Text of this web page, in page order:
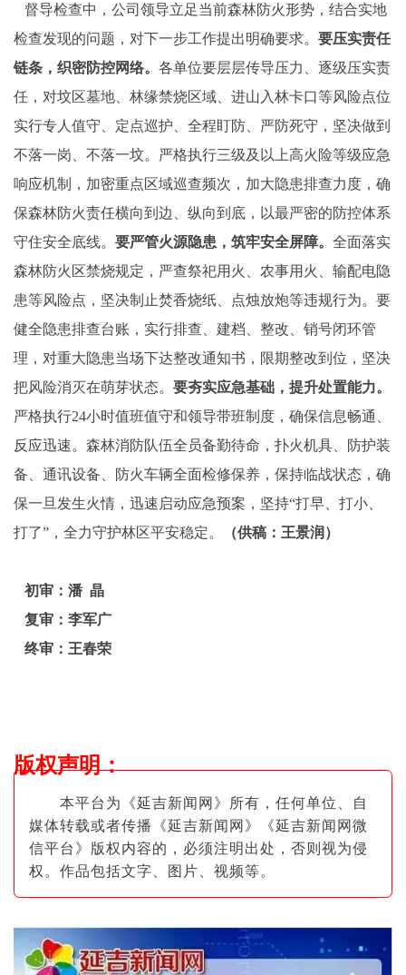
督导检查中，公司领导立足当前森林防火形势，结合实地
检查发现的问题，对下一步工作提出明确要求。 要压实责任
链条，织密防控网络。 各单位要层层传导压力、逐级压实责
任，对坟区墓地、林缘禁烧区域、进山入林卡口等风险点位
实行专人值守、定点巡护、全程盯防、严防死守，坚决做到
不落一岗、不落一坟。严格执行三级及以上高火险等级应急
响应机制，加密重点区域巡查频次，加大隐患排查力度，确
保森林防火责任横向到边、纵向到底，以最严密的防控体系
守住安全底线。 要严管火源隐患，筑牢安全屏障。 全面落实
森林防火区禁烧规定，严查祭祀用火、农事用火、输配电隐
患等风险点，坚决制止焚香烧纸、点烛放炮等违规行为。要
健全隐患排查台账，实行排查、建档、整改、销号闭环管
理，对重大隐患当场下达整改通知书，限期整改到位，坚决
把风险消灭在萌芽状态。 要夯实应急基础，提升处置能力。
严格执行24小时值班值守和领导带班制度，确保信息畅通、
反应迅速。森林消防队伍全员备勤待命，扑火机具、防护装
备、通讯设备、防火车辆全面检修保养，保持临战状态，确
保一旦发生火情，迅速启动应急预案，坚持“打早、打小、
打了”，全力守护林区平安稳定。
（供稿：王景润）
初审：潘 晶
复审：李军广
终审：王春荣
版权声明：
本平台为《延吉新闻网》所有，任何单位、自
媒体转载或者传播《延吉新闻网》《延吉新闻网微
信平台》版权内容的，必须注明出处，否则视为侵
权。作品包括文字、图片 、视频等。